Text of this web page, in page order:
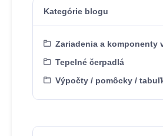
Kategórie blogu
Zariadenia a komponenty
Tepelné čerpadlá
Výpočty / pomôcky /